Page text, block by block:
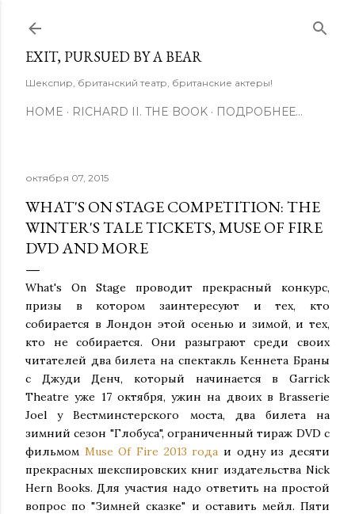
EXIT, PURSUED BY A BEAR
Шекспир, британский театр, британские актеры!
HOME RICHARD II. THE BOOK ПОДРОБНЕЕ…
октября 07, 2015
WHAT'S ON STAGE COMPETITION: THE
WINTER'S TALE TICKETS, MUSE OF FIRE
DVD AND MORE
What's On Stage проводит прекрасный конкурс,
призы в котором заинтересуют и тех, кто
собирается в Лондон этой осенью и зимой, и тех,
кто не собирается. Они разыграют среди своих
читателей два билета на спектакль Кеннета Браны
с Джуди Денч, который начинается в Garrick
Theatre уже 17 октября, ужин на двоих в Brasserie
Joel у Вестминстерского моста, два билета на
зимний сезон "Глобуса", ограниченный тираж DVD с
фильмом Muse Of Fire 2013 года и одну из десяти
прекрасных шекспировских книг издательства Nick
Hern Books. Для участия надо ответить на простой
вопрос по "Зимней сказке" и оставить мейл. Пяти